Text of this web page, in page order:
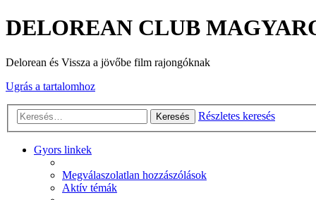
DELOREAN CLUB
Delorean és Vissza a jövőbe film rajongóknak
Ugrás a tartalomhoz
Keresés Részletes keresés
Gyors linkek
Megválaszolatlan hozzászólások
Aktív témák